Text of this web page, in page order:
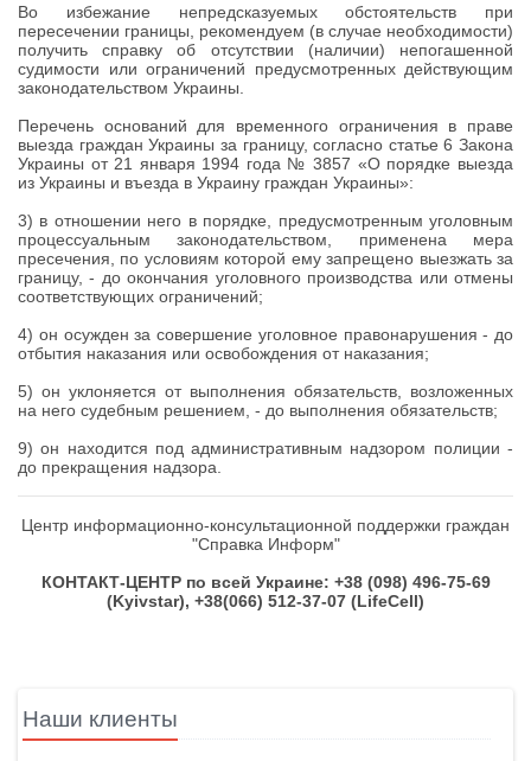
Во избежание непредсказуемых обстоятельств при
пересечении границы, рекомендуем (в случае необходимости)
получить справку об отсутствии (наличии) непогашенной
судимости или ограничений предусмотренных действующим
законодательством Украины
Перечень оснований для временного ограничения в праве
выезда граждан Украины за границу, согласно статье 6 Закона
Украины от 21 января 1994 года № 3857 «О порядке выезда
из Украины и въезда в Украину граждан Украины»:
3) в отношении него в порядке, предусмотренным уголовным
процессуальным законодательством, применена мера
пресечения, по условиям которой ему запрещено выезжать за
границу, - до окончания уголовного производства или отмены
соответствующих ограничений;
4) он осужден за совершение уголовное правонарушения - до
отбытия наказания или освобождения от наказания;
5) он уклоняется от выполнения обязательств, возложенных
на него судебным решением, - до выполнения обязательств;
9)он находится под административным надзором полиции -
до прекращения надзора.
Центр информационно-консультационной поддержки граждан
"Справка Информ"
КОНТАКТ-ЦЕНТР по всей Украине: +38 (098) 496-75-69
(Kyivstar), +38(066) 512-37-07 (LifeCell)
Наши клиенты